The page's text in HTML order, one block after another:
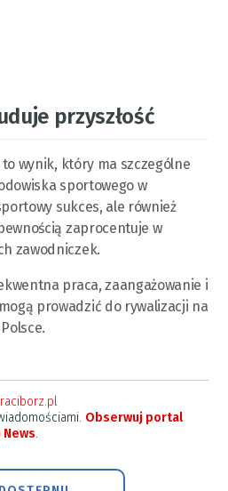
przyszłość
wynik, który ma szczególne
sportowego w
sukces, ale również
zaprocentuje w
zawodniczek.
praca, zaangażowanie i
prowadzić do rywalizacji na
Obserwuj portal
.